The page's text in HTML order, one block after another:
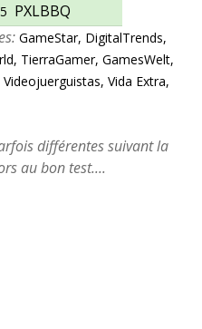
PXLBBQ
GameStar, DigitalTrends,
TierraGamer, GamesWelt,
Vida Extra,
différentes suivant la
au bon test....